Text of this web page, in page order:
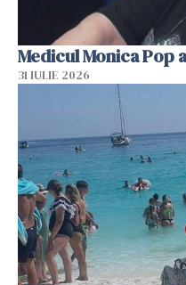
Medicul Monica Pop
31 IULIE 2026